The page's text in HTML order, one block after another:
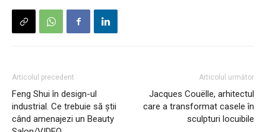
Articolul precedent
Feng Shui în design-ul
industrial. Ce trebuie să știi
când amenajezi un Beauty
Articolul următor
Jacques Couëlle, arhitectul
care a transformat casele în
sculpturi locuibile